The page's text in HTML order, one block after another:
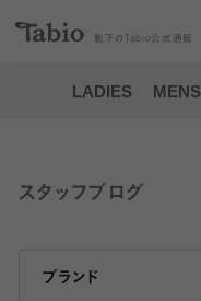
靴下の Tabio 公式通販
LADIES MENS
スタッフブログ
ブランド